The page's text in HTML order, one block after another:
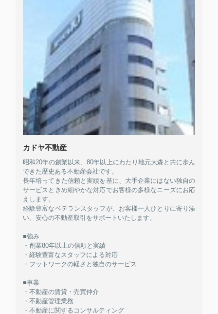
カドヤ不動産
昭和20年の創業以来、80年以上にわたり地元大森と共に歩ん
できた歴史ある不動産会社です。
長年培ってきた信頼と実績を基に、大手企業にはない独自の
サービスときめ細やかな対応でお客様の多様なニーズにお応
えします。
経験豊富なベテランスタッフが、お客様一人ひとりに寄り添
い、安心の不動産取引をサポートいたします。
■強み
・創業80年以上の信頼と実績
・経験豊富なスタッフによる対応
・フットワークの軽さと独自のサービス
■事業
・不動産の賃貸・売買仲介
・不動産管理業務
・不動産に関するコンサルティング